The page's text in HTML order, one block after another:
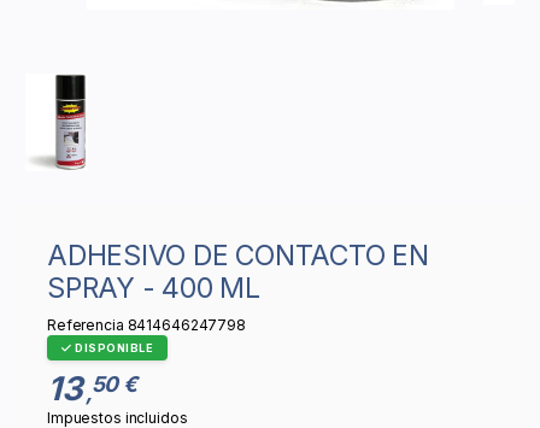
ADHESIVO DE CONTACTO EN
SPRAY - 400 ML
Referencia 8414646247798
DISPONIBLE
13 ,50 €
Impuestos incluidos